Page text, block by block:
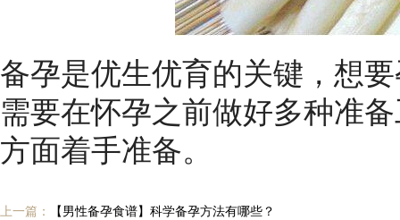
备孕是优生优育的关键，想
需要在怀孕之前做好多种准
方面着手准备。
上一篇： 【男性备孕食谱】科学备孕方法有哪些？